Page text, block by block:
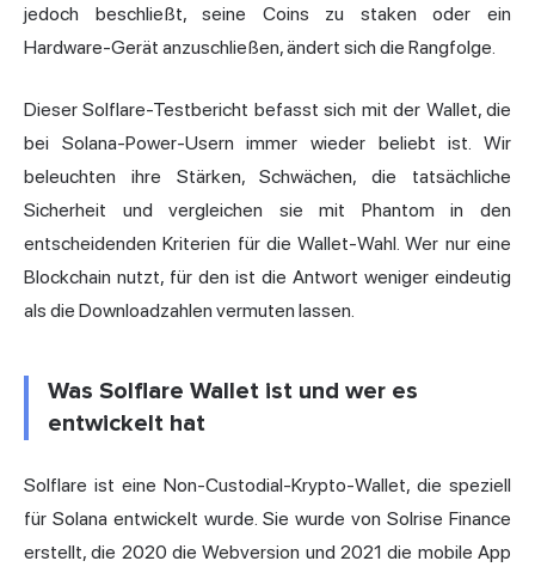
jedoch beschließt, seine Coins zu staken oder ein
Hardware-Gerät anzuschließen, ändert sich die Rangfolge.
Dieser Solflare-Testbericht befasst sich mit der Wallet, die
bei Solana-Power-Usern immer wieder beliebt ist. Wir
beleuchten ihre Stärken, Schwächen, die tatsächliche
Sicherheit und vergleichen sie mit Phantom in den
entscheidenden Kriterien für die Wallet-Wahl. Wer nur eine
Blockchain nutzt, für den ist die Antwort weniger eindeutig
als die Downloadzahlen vermuten lassen.
Was Solflare Wallet ist und wer es
entwickelt hat
Solflare ist eine Non-Custodial-Krypto-Wallet, die speziell
für Solana entwickelt wurde. Sie wurde von Solrise Finance
erstellt, die 2020 die Webversion und 2021 die mobile App